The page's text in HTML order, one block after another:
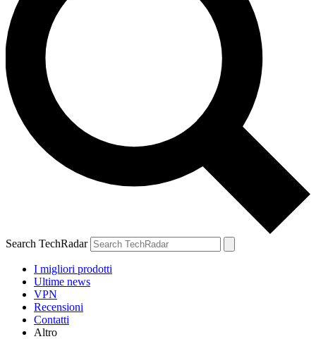
Search TechRadar
I migliori prodotti
Ultime news
VPN
Recensioni
Contatti
Altro